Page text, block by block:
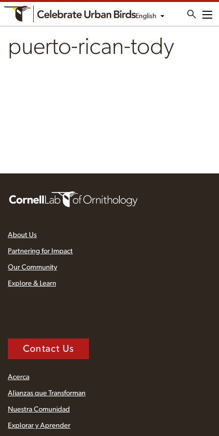
English
puerto-rican-tody
About Us
Partnering for Impact
Our Community
Explore & Learn
Contact Us
Acerca
Alianzas que Transforman
Nuestra Comunidad
Explorar y Aprender